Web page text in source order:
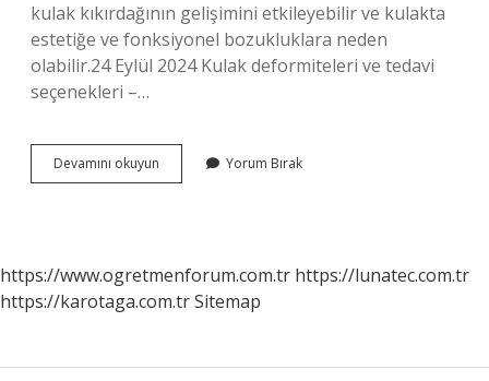
kulak kıkırdağının gelişimini etkileyebilir ve kulakta
estetiğe ve fonksiyonel bozukluklara neden
olabilir.24 Eylül 2024 Kulak deformiteleri ve tedavi
seçenekleri –…
Devamını okuyun
Çıkıntısı
Yorum Bırak
https://www.ogretmenforum.com.tr https://lunatec.com.tr
https://karotaga.com.trSitemap